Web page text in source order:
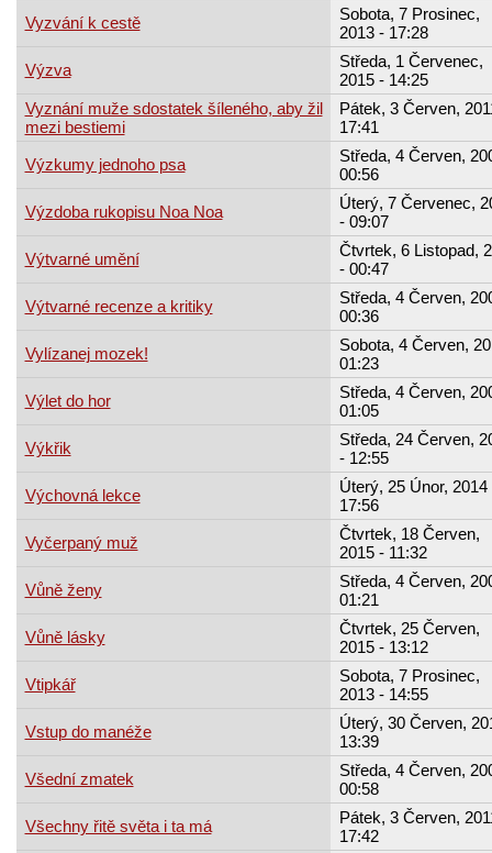
Vyzvání k cestě
Sobota, 7 Prosinec,
2013 - 17:28
Výzva
Středa, 1 Červenec,
2015 - 14:25
Vyznání muže sdostatek šíleného, aby žil
mezi bestiemi
Pátek, 3 Červen,
17:41
Výzkumy jednoho psa
Středa, 4 Červen,
00:56
Výzdoba rukopisu Noa Noa
Úterý, 7 Červenec,
- 09:07
Výtvarné umění
Čtvrtek, 6 Listopad,
- 00:47
Výtvarné recenze a kritiky
Středa, 4 Červen,
00:36
Vylízanej mozek!
Sobota, 4 Červen,
01:23
Výlet do hor
Středa, 4 Červen,
01:05
Výkřik
Středa, 24 Červen,
- 12:55
Výchovná lekce
Úterý, 25 Únor, 2014
17:56
Vyčerpaný muž
Čtvrtek, 18 Červen,
2015 - 11:32
Vůně ženy
Středa, 4 Červen,
01:21
Vůně lásky
Čtvrtek, 25 Červen,
2015 - 13:12
Vtipkář
Sobota, 7 Prosinec,
2013 - 14:55
Vstup do manéže
Úterý, 30 Červen,
13:39
Všední zmatek
Středa, 4 Červen,
00:58
Všechny řitě světa i ta má
Pátek, 3 Červen,
17:42